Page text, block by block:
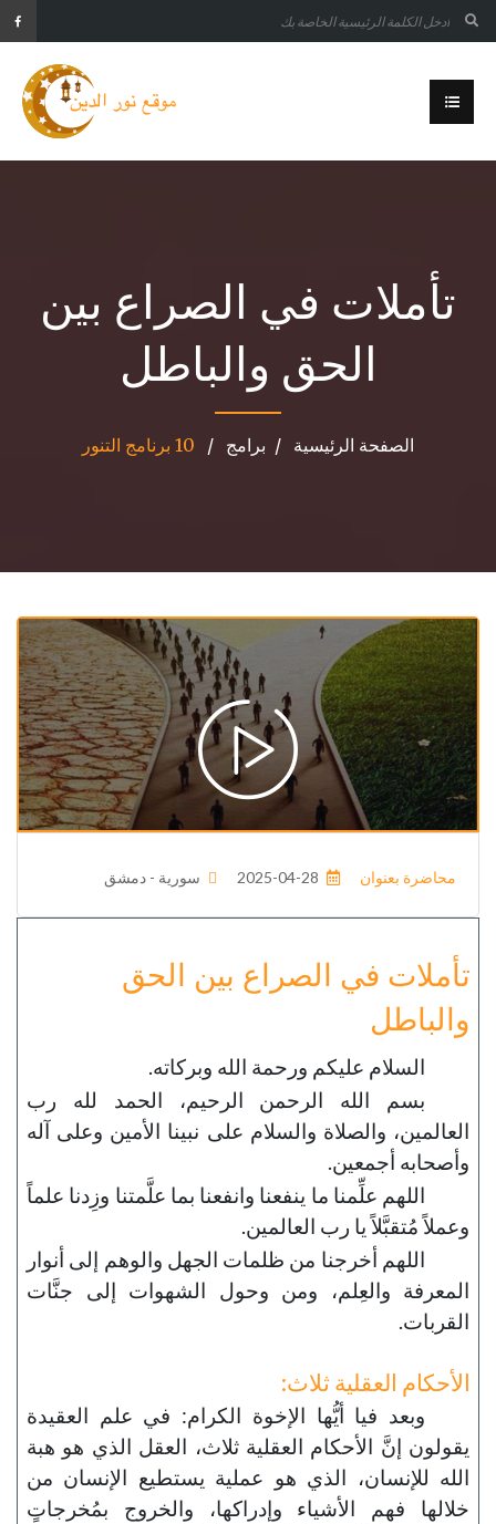
تأملات في الصراع بين
الحق والباطل
الصفحة الرئيسية برامج
محاضرة بعنوان 2025-04-28 سورية - دمشق
تأملات في الصراع بين الحق
والباطل
السلام عليكم ورحمة الله وبركاته.
بسم الله الرحمن الرحيم، الحمد لله رب
العالمين، والصلاة والسلام على نبينا الأمين وعلى آله
وأصحابه أجمعين.
اللهم علِّمنا ما ينفعنا وانفعنا بما علَّمتنا وزِدنا علماً
وعملاً مُتقبَّلاً يا رب العالمين.
اللهم أخرجنا من ظلمات الجهل والوهم إلى أنوار
المعرفة والعِلم، ومن وحول الشهوات إلى جنَّات
القربات.
الأحكام العقلية ثلاث:
وبعد فيا أيُّها الإخوة الكرام: في علم العقيدة
يقولون إنَّ الأحكام العقلية ثلاث، العقل الذي هو هبة
الله للإنسان، الذي هو عملية يستطيع الإنسان من
خلالها فهم الأشياء وإدراكها، والخروج بمُخرجاتٍ